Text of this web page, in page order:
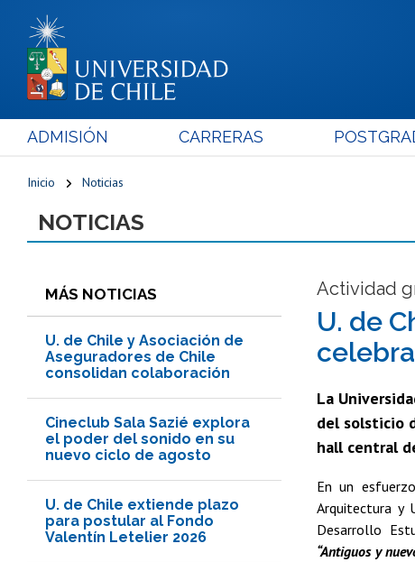
ADMISIÓN CARRERAS
Inicio Noticias
NOTICIAS
MÁS NOTICIAS
U. de Chile y Asociación de
Aseguradores de Chile
consolidan colaboración
Cineclub Sala Sazié explora
el poder del sonido en su
nuevo ciclo de agosto
U. de Chile extiende plazo
para postular al Fondo
Valentín Letelier 2026
Actividad
U. de
La
del solsticio
hall central
En un
Arquitectura y
Desarrollo
“Antiguos y